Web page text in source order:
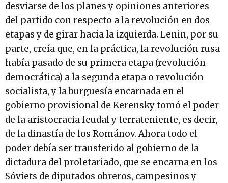
desviarse de los planes y opiniones anteriores
del partido con respecto a la revolución en dos
etapas y de girar hacia la izquierda. Lenin, por su
parte, creía que, en la práctica, la revolución rusa
había pasado de su primera etapa (revolución
democrática) a la segunda etapa o revolución
socialista, y la burguesía encarnada en el
gobierno provisional de Kerensky tomó el poder
de la aristocracia feudal y terrateniente, es decir,
de la dinastía de los Románov. Ahora todo el
poder debía ser transferido al gobierno de la
dictadura del proletariado, que se encarna en los
Sóviets de diputados obreros, campesinos y